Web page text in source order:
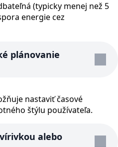
(typicky menej než 5
energie cez
plánovanie
nastaviť časové
štýlu používateľa.
alebo